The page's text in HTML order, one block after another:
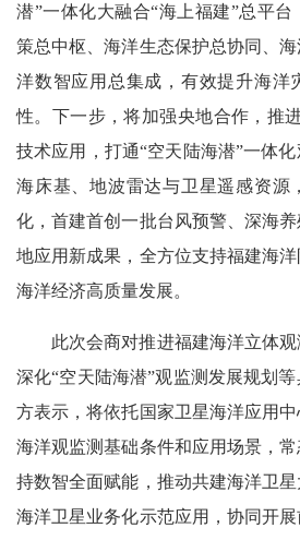
潜”一体化大融合“海上福建”总平
策总中枢、海洋生态保护总协同、
洋数智应用总集成，有效提升海洋
性。下一步，将加强央地合作，推
技术应用，打通“空天陆海潜”一体化
海床基、地波雷达与卫星遥感资源
化，首建首创一批台风预警、深海
地应用新成果，全方位支持福建海
海洋经济高质量发展。
此次会商对推进福建海洋立体
深化“空天陆海潜”观监测发展规划
方表示，将依托国家卫星海洋应用
海洋观监测基础条件和应用场景，
持数智全面赋能，推动共建海洋卫
海洋卫星业务化示范应用，协同开